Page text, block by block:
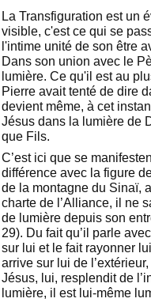
La Transfiguration est un
visible, c'est ce qui se
l'intime unité de son être
Dans son union avec le
lumière. Ce qu'il est au
Pierre avait tenté de dire
devient même, à cet
Jésus dans la lumière de
que Fils.
C’est ici que se
différence avec la figure
de la montagne du Sinaï,
charte de l’Alliance, il ne
de lumière depuis son
29). Du fait qu’il parle
sur lui et le fait rayonner
arrive sur lui de
Jésus, lui, resplendit de
lumière, il est lui-même